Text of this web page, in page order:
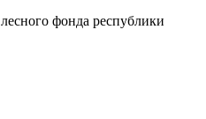
фонда республики